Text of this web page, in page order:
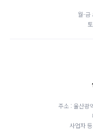
월-금
주소 : 울산광
사업자